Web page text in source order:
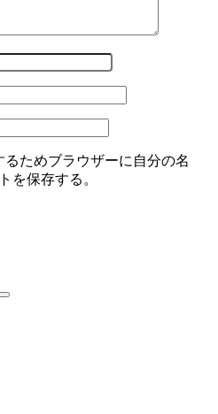
ためブラウザーに自分の名
を保存する。